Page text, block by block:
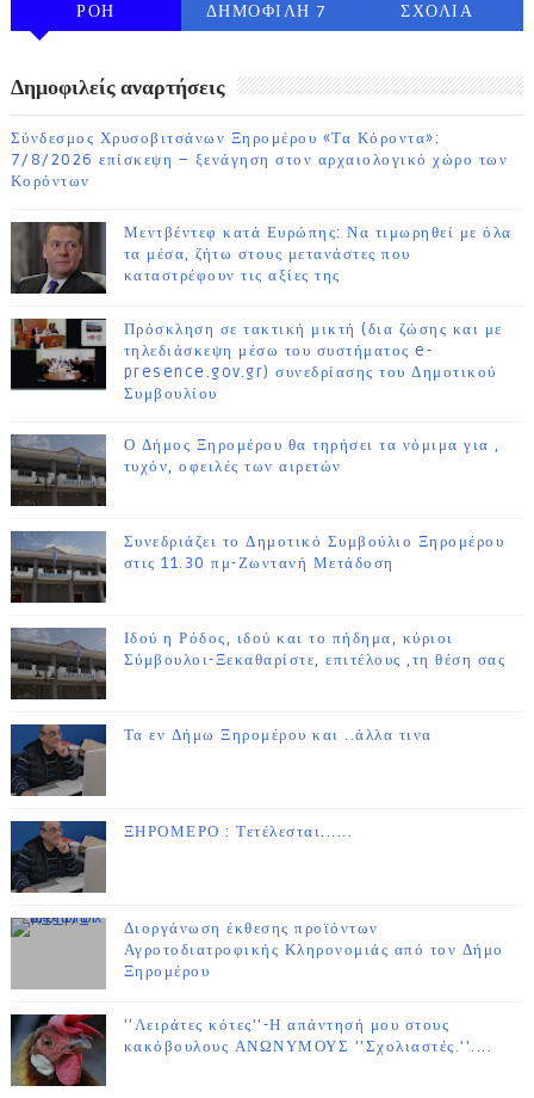
ΡΟΗ
ΔΗΜΟΦΙΛΗ 7
ΣΧΟΛΙΑ
Δημοφιλείς αναρτήσεις
Σύνδεσμος Χρυσοβιτσάνων Ξηρομέρου «Τα Κόροντα»:
7/8/2026 επίσκεψη – ξενάγηση στον αρχαιολογικό χώρο των
Κορόντων
Μεντβέντεφ κατά Ευρώπης: Να τιμωρηθεί με όλα
τα μέσα, ζήτω στους μετανάστες που
καταστρέφουν τις αξίες της
Πρόσκληση σε τακτική μικτή (δια ζώσης και με
τηλεδιάσκεψη μέσω του συστήματος e-
presence.gov.gr) συνεδρίασης του Δημοτικού
Συμβουλίου
Ο Δήμος Ξηρομέρου θα τηρήσει τα νόμιμα για ,
τυχόν, οφειλές των αιρετών
Συνεδριάζει το Δημοτικό Συμβούλιο Ξηρομέρου
στις 11.30 πμ-Ζωντανή Μετάδοση
Ιδού η Ρόδος, ιδού και το πήδημα, κύριοι
Σύμβουλοι-Ξεκαθαρίστε, επιτέλους ,τη θέση σας
Τα εν Δήμω Ξηρομέρου και ..άλλα τινα
ΞΗΡΟΜΕΡΟ : Τετέλεσται......
Διοργάνωση έκθεσης προϊόντων
Αγροτοδιατροφικής Κληρονομιάς από τον Δήμο
Ξηρομέρου
''Λειράτες κότες''-Η απάντησή μου στους
κακόβουλους ΑΝΩΝΥΜΟΥΣ ''Σχολιαστές.''....